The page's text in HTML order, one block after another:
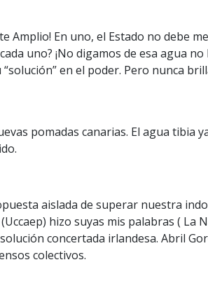
Amplio! En uno, el Estado no debe
uno? ¡No digamos de esa agua no
en el poder. Pero nunca
pomadas canarias. El agua tibia
aislada de superar nuestra
hizo suyas mis palabras ( La
concertada irlandesa. Abril
colectivos.